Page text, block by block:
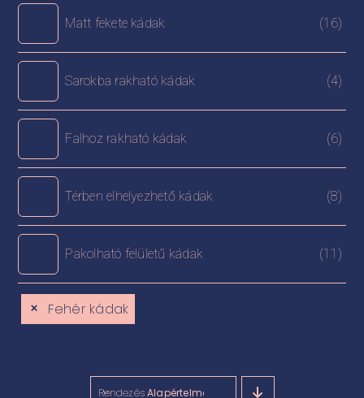
Matt fekete kádak (16)
Sarokba rakható kádak (4)
Falhoz rakható kádak (6)
Térben elhelyezhető kádak (8)
Pakolható felületű kádak (11)
Fehér kádak
RendezésAlapértelmezett rendezés